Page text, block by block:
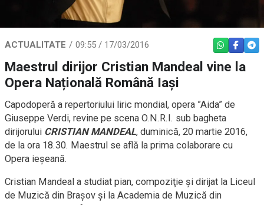
ACTUALITATE 09:55 / 17/03/2016 WHATSAPP
Maestrul dirijor Cristian Mandeal vine la
Opera Națională Română Iași
Capodoperă a repertoriului liric mondial, opera ”Aida” de
Giuseppe Verdi, revine pe scena O.N.R.I. sub bagheta
dirijorului CRISTIAN MANDEAL, duminică, 20 martie 2016,
de la ora 18.30. Maestrul se află la prima colaborare cu
Opera ieșeană.
Cristian Mandeal a studiat pian, compoziţie şi dirijat la Liceul
de Muzică din Braşov şi la Academia de Muzică din